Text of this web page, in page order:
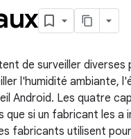
de surveiller diverses
l'humidité ambiante,
Android. Les quatre
si un fabricant les a
fabricants utilisent